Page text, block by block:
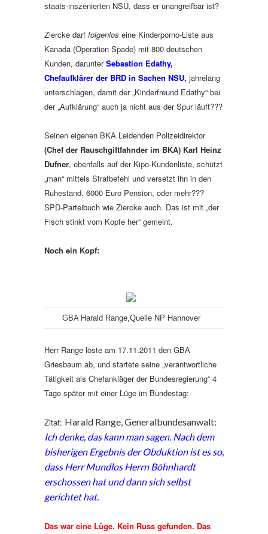
staats-inszenierten NSU, dass er unangreifbar ist?
Ziercke darf folgenlos eine Kinderporno-Liste aus
Kanada (Operation Spade) mit 800 deutschen
Kunden, darunterSebastion Edathy,
Chefaufklärer der BRD in Sachen NSU, jahrelang
unterschlagen, damit der „Kinderfreund Edathy“ bei
der „Aufklärung“ auch ja nicht aus der Spur läuft???
Seinen eigenen BKA Leidenden Polizeidirektor
(Chef der Rauschgiftfahnder im BKA) Karl Heinz
Dufner, ebenfalls auf der Kipo-Kundenliste, schützt
„man“ mittels Strafbefehl und versetzt ihn in den
Ruhestand. 6000 Euro Pension, oder mehr???
SPD-Parteibuch wie Ziercke auch. Das ist mit „der
Fisch stinkt vom Kopfe her“ gemeint.
Noch ein Kopf:
GBA Harald Range,Quelle NP Hannover
Herr Range löste am 17.11.2011 den GBA
Griesbaum ab, und startete seine „verantwortliche
Tätigkeit als Chefankläger der Bundesregierung“ 4
Tage später mit einer Lüge im Bundestag:
Zitat: Harald Range, Generalbundesanwalt:
Ich denke, das kann man sagen. Nach dem
bisherigen Ergebnis der Obduktion ist es so,
dass Herr Mundlos Herrn Böhnhardt
erschossen hat und dann sich selbst
gerichtet hat.
Das war eine Lüge. Kein Russ gefunden. Das